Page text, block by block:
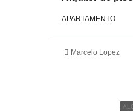
APARTAMENTO
Marcelo Lopez